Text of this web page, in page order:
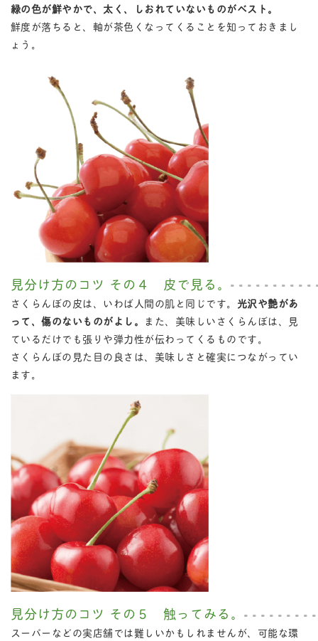
緑の色が鮮やかで、太く、しおれていないものがベスト。
鮮度が落ちると、軸が茶色くなってくることを知っておきまし
ょう。
見分け方のコツ その４ 皮で見る。
さくらんぼの皮は、いわば人間の肌と同じです。 光沢や艶があ
って、傷のないものがよし。 また、美味しいさくらんぼは、見
ているだけでも張りや弾力性が伝わってくるものです。
さくらんぼの見た目の良さは、美味しさと確実につながってい
ます。
見分け方のコツ その５ 触ってみる。
スーパーなどの実店舗では難しいかもしれませんが、可能な環